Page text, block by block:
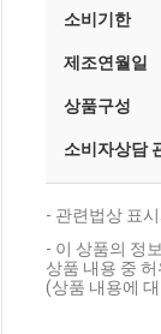
소비기한
제조연월일
상품구성
소비자상담
- 관련법상 표
- 이 상품의 정
상품 내용 중
(상품 내용에